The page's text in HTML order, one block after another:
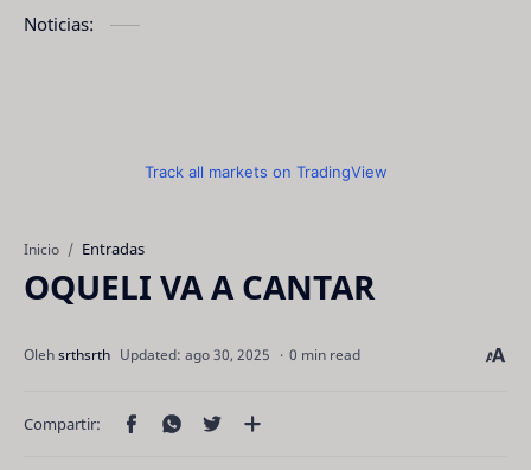
Noticias:
Track all markets on TradingView
Inicio Entradas
OQUELI VA A CANTAR
0 min read